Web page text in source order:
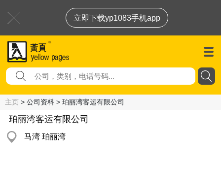
立即下载yp1083手机app
主页 > 公司资料 > 珀丽湾客运有限公司
珀丽湾客运有限公司
马湾 珀丽湾